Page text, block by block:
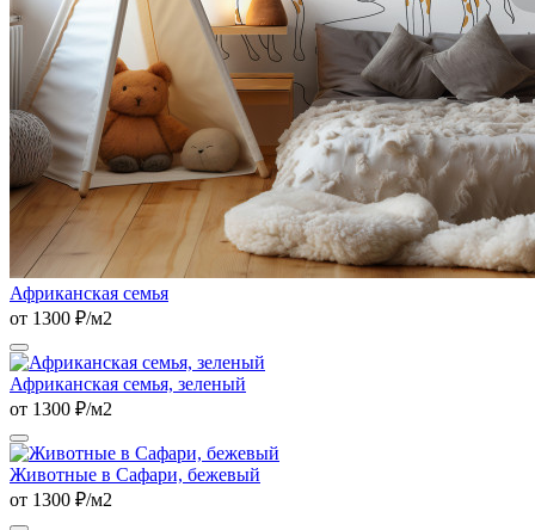
Африканская семья
от 1300 ₽/м2
Африканская семья, зеленый
от 1300 ₽/м2
Животные в Сафари, бежевый
от 1300 ₽/м2